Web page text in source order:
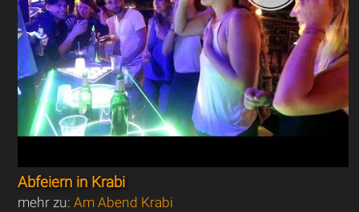
Abfeiern in Krabi
mehr zu:Am Abend Krabi